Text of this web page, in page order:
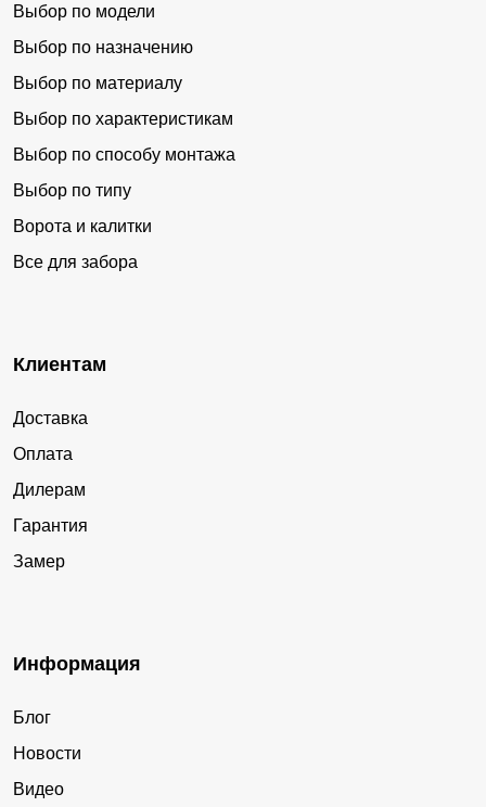
Выбор по модели
Выбор по назначению
Выбор по материалу
Выбор по характеристикам
Выбор по способу монтажа
Выбор по типу
Ворота и калитки
Все для забора
Клиентам
Доставка
Оплата
Дилерам
Гарантия
Замер
Информация
Блог
Новости
Видео